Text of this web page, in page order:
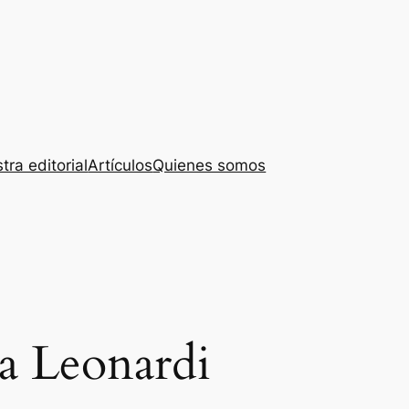
editorialArtículosQuienes somos
Leonardi